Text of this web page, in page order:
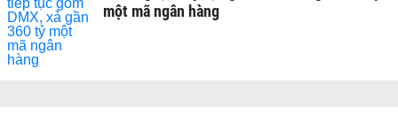
một mã ngân hàng